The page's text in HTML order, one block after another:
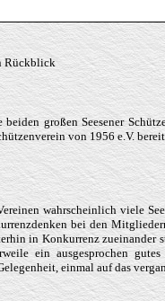
Rückblick
großen Seesener
von 1956 e.V.
wahrscheinlich viele
bei den
in Konkurrenz zueinander
ein ausgesprochen
einmal auf das